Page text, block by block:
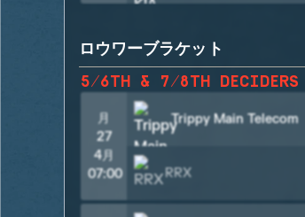
ロウワーブラケット
5/6TH & 7/8TH DECIDERS
月
27
4月
07:00
Trippy Main Telecom
RRX